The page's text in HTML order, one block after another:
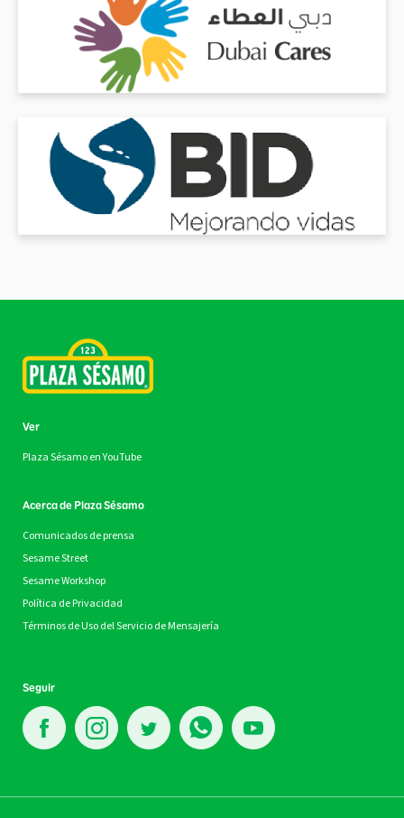
Ver
Plaza Sésamo en YouTube
Acerca de Plaza Sésamo
Comunicados de prensa
Sesame Street
Sesame Workshop
Política de Privacidad
Términos de Uso del Servicio de Mensajería
Seguir